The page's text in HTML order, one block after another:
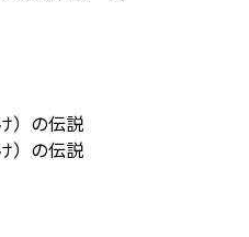
）の伝説
）の伝説